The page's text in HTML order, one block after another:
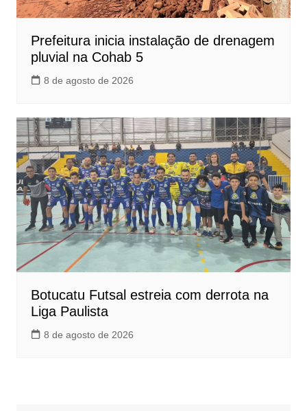
Prefeitura inicia instalação de drenagem
pluvial na Cohab 5
8 de agosto de 2026
Botucatu Futsal estreia com derrota na
Liga Paulista
8 de agosto de 2026